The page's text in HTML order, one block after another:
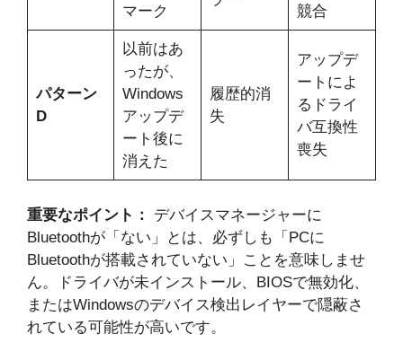
マーク
競合
パターン
D
以前はあ
ったが、
Windows
アップデ
ート後に
消えた
履歴的消
失
アップデ
ートによ
るドライ
バ互換性
喪失
重要なポイント：
デバイスマネージャーに
Bluetoothが「ない」とは、必ずしも「PCに
Bluetoothが搭載されていない」ことを意味しませ
ん。ドライバが未インストール、BIOSで無効化、
またはWindowsのデバイス検出レイヤーで隠蔽さ
れている可能性が高いです。